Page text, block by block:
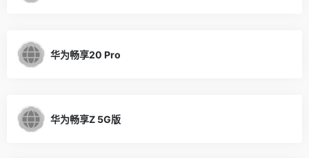
华为畅享20 Pro
华为畅享Z 5G版